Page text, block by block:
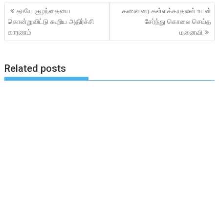
Post
navigation
தாயே குழந்தையை
கொன்றுவிட்டு கூறிய அதிர்ச்சி
காரணம்
கணவரை கள்ளக்காதலன் உடன்
சேர்ந்து கொலை செய்த
மனைவி
Related posts